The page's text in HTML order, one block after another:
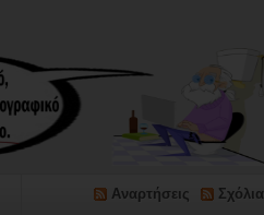
Αναρτήσεις Σχόλια